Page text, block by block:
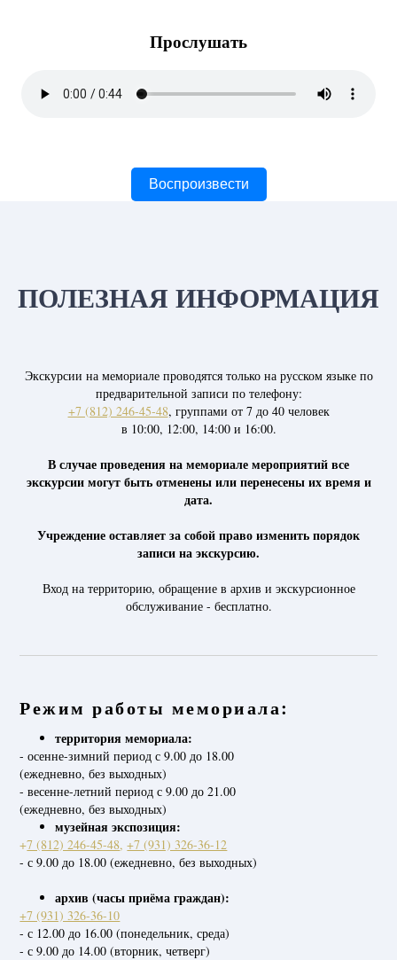
Прослушать
Воспроизвести
ПОЛЕЗНАЯ ИНФОРМАЦИЯ
Экскурсии на мемориале проводятся только на русском языке по
предварительной записи по телефону:
+7 (812) 246-45-48, группами от 7 до 40 человек
в 10:00, 12:00, 14:00 и 16:00.
В случае проведения на мемориале мероприятий все
экскурсии могут быть отменены или перенесены их время и
дата.
Учреждение оставляет за собой право изменить порядок
записи на экскурсию.
Вход на территорию, обращение в архив и экскурсионное
обслуживание - бесплатно.
Режим работы мемориала:
территория мемориала:
- осенне-зимний период с 9.00 до 18.00
(ежедневно, без выходных)
- весенне-летний период с 9.00 до 21.00
(ежедневно, без выходных)
музейная экспозиция:
+7 (812) 246-45-48,+7 (931) 326-36-12
- с 9.00 до 18.00 (ежедневно, без выходных)
архив (часы приёма граждан):
+7 (931) 326-36-10
- с 12.00 до 16.00 (понедельник, среда)
- с 9.00 до 14.00 (вторник, четверг)